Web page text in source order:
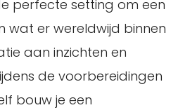
perfecte setting om een
wat er wereldwijd binnen
aan inzichten en
de voorbereidingen
bouw je een